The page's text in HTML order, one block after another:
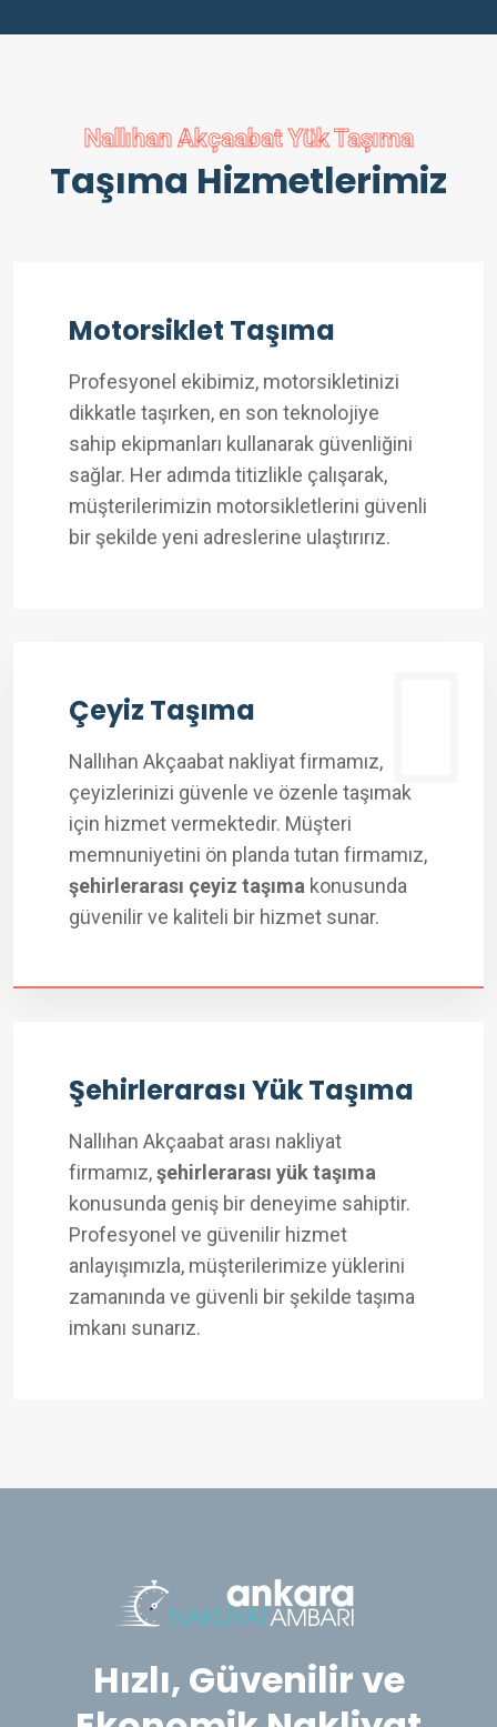
Nallıhan Akçaabat Yük Taşıma
Taşıma Hizmetlerimiz
Motorsiklet Taşıma
Profesyonel ekibimiz, motorsikletinizi
dikkatle taşırken, en son teknolojiye
sahip ekipmanları kullanarak güvenliğini
sağlar. Her adımda titizlikle çalışarak,
müşterilerimizin motorsikletlerini güvenli
bir şekilde yeni adreslerine ulaştırırız.
Çeyiz Taşıma
Nallıhan Akçaabat nakliyat firmamız,
çeyizlerinizi güvenle ve özenle taşımak
için hizmet vermektedir. Müşteri
memnuniyetini ön planda tutan firmamız,
şehirlerarası çeyiz taşıma konusunda
güvenilir ve kaliteli bir hizmet sunar.
Şehirlerarası Yük Taşıma
Nallıhan Akçaabat arası nakliyat
firmamız,şehirlerarası yük taşıma
konusunda geniş bir deneyime sahiptir.
Profesyonel ve güvenilir hizmet
anlayışımızla, müşterilerimize yüklerini
zamanında ve güvenli bir şekilde taşıma
imkanı sunarız.
Hızlı, Güvenilir ve